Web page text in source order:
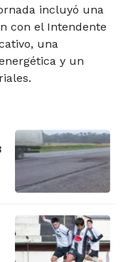
incluyó una
con el Intendente
una
y un